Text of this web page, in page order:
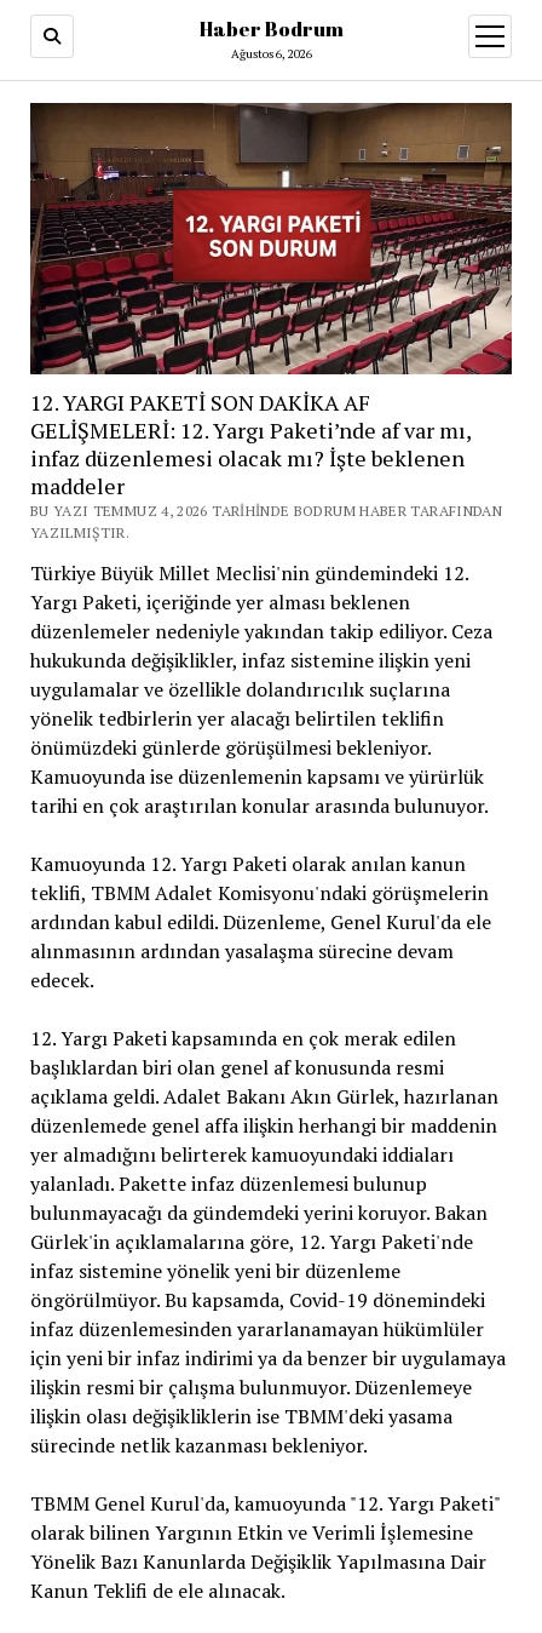
Haber Bodrum
Ağustos 6, 2026
aç
12. YARGI PAKETİ SON DAKİKA AF
GELİŞMELERİ: 12. Yargı Paketi’nde af var mı,
infaz düzenlemesi olacak mı? İşte beklenen
maddeler
BU YAZI TEMMUZ 4, 2026 TARIHINDE BODRUM HABER TARAFINDAN
YAZILMIŞTIR.
Türkiye Büyük Millet Meclisi'nin gündemindeki 12.
Yargı Paketi, içeriğinde yer alması beklenen
düzenlemeler nedeniyle yakından takip ediliyor. Ceza
hukukunda değişiklikler, infaz sistemine ilişkin yeni
uygulamalar ve özellikle dolandırıcılık suçlarına
yönelik tedbirlerin yer alacağı belirtilen teklifin
önümüzdeki günlerde görüşülmesi bekleniyor.
Kamuoyunda ise düzenlemenin kapsamı ve yürürlük
tarihi en çok araştırılan konular arasında bulunuyor.
Kamuoyunda 12. Yargı Paketi olarak anılan kanun
teklifi, TBMM Adalet Komisyonu'ndaki görüşmelerin
ardından kabul edildi. Düzenleme, Genel Kurul'da ele
alınmasının ardından yasalaşma sürecine devam
edecek.
12. Yargı Paketi kapsamında en çok merak edilen
başlıklardan biri olan genel af konusunda resmi
açıklama geldi. Adalet Bakanı Akın Gürlek, hazırlanan
düzenlemede genel affa ilişkin herhangi bir maddenin
yer almadığını belirterek kamuoyundaki iddiaları
yalanladı. Pakette infaz düzenlemesi bulunup
bulunmayacağı da gündemdeki yerini koruyor. Bakan
Gürlek'in açıklamalarına göre, 12. Yargı Paketi'nde
infaz sistemine yönelik yeni bir düzenleme
öngörülmüyor. Bu kapsamda, Covid-19 dönemindeki
infaz düzenlemesinden yararlanamayan hükümlüler
için yeni bir infaz indirimi ya da benzer bir uygulamaya
ilişkin resmi bir çalışma bulunmuyor. Düzenlemeye
ilişkin olası değişikliklerin ise TBMM'deki yasama
sürecinde netlik kazanması bekleniyor.
TBMM Genel Kurul'da, kamuoyunda "12. Yargı Paketi"
olarak bilinen Yargının Etkin ve Verimli İşlemesine
Yönelik Bazı Kanunlarda Değişiklik Yapılmasına Dair
Kanun Teklifi de ele alınacak.